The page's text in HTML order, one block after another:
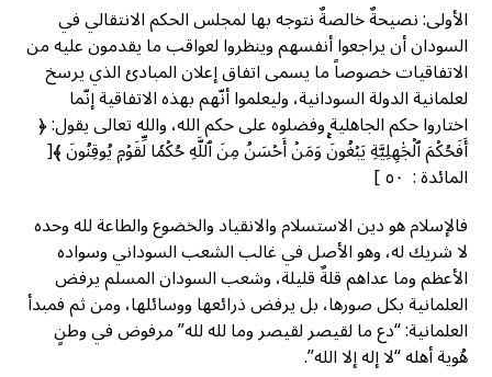
الأولى: نصيحةٌ خالصةٌ نتوجه بها لمجلس الحكم الانتقالي في
السودان أن يراجعوا أنفسهم وينظروا لعواقب ما يقدمون عليه من
الاتفاقيات خصوصاً ما يسمى اتفاق إعلان المبادئ الذي يرسخ
لعلمانية الدولة السودانية، وليعلموا أنّهم بهذه الاتفاقية إنّما
اختاروا حكم الجاهلية وفضلوه على حكم الله، والله تعالى يقول: ﴿
أَفَحُكۡمَ ٱلۡجَٰهِلِيَّةِ يَبۡغُونَۚ وَمَنۡ أَحۡسَنُ مِنَ ٱللَّهِ حُكۡمٗا لِّقَوۡمٖ يُوقِنُونَ ﴾[
المائدة : ٥٠ ]
فالإسلام هو دين الاستسلام والانقياد والخضوع والطاعة لله وحده
لا شريك له، وهو الأصل في غالب الشعب السوداني وسواده
الأعظم وما عداهم قلةٌ قليلة، وشعب السودان المسلم يرفض
العلمانية بكل صورها، بل يرفض ذرائعها ووسائلها، ومن ثم فمبدأ
العلمانية: “دع ما لقيصر لقيصر وما لله لله” مرفوض في وطنٍ
هُوية أهله “لا إله إلا الله”.